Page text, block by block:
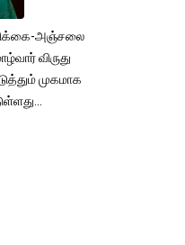
அஞ்சலை
விருது
முகமாக